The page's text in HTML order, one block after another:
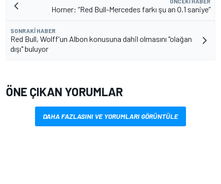
Horner: “Red Bull-Mercedes farkı şu an 0.1 saniye”
SONRAKI HABER
Red Bull, Wolff'un Albon konusuna dahil olmasını "olağan
dışı" buluyor
ÖNE ÇIKAN YORUMLAR
DAHA FAZLASINI VE YORUMLARI GÖRÜNTÜLE